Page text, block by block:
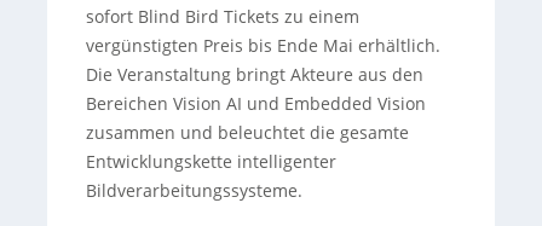
sofort Blind Bird Tickets zu einem
vergünstigten Preis bis Ende Mai erhältlich.
Die Veranstaltung bringt Akteure aus den
Bereichen Vision AI und Embedded Vision
zusammen und beleuchtet die gesamte
Entwicklungskette intelligenter
Bildverarbeitungssysteme.